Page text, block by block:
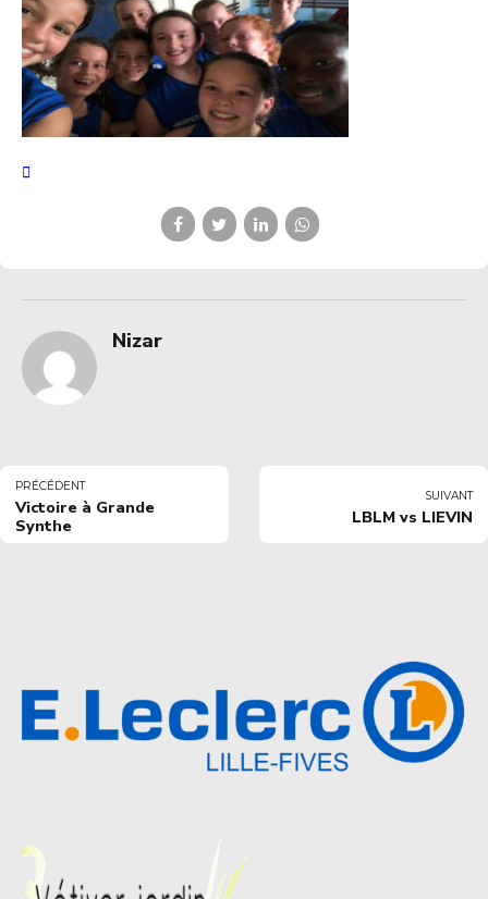
Nizar
PRÉCÉDENT
Victoire à Grande
Synthe
SUIVANT
LBLM vs LIEVIN